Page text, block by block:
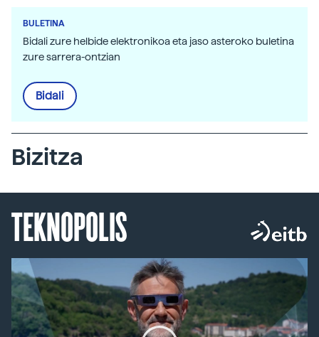
BULETINA
Bidali zure helbide elektronikoa eta jaso asteroko buletina
zure sarrera-ontzian
Bidali
Bizitza
TEKNOPOLIS